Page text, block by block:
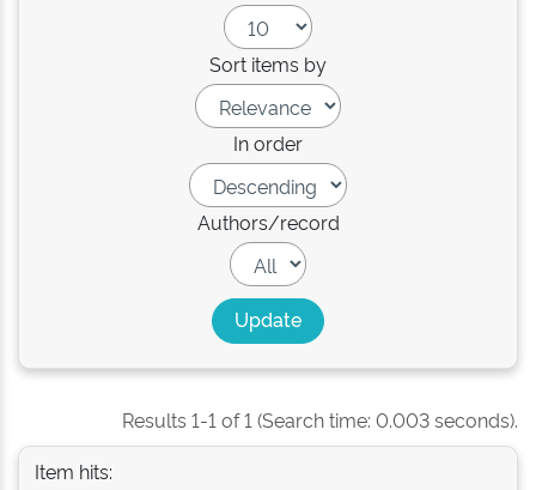
Sort items by
In order
Authors/record
Results 1-1 of 1 (Search time: 0.003 seconds).
Item hits: